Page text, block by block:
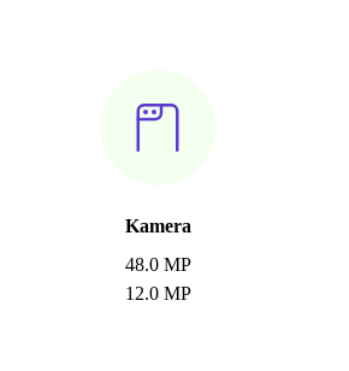
Kamera
48.0 MP
12.0 MP